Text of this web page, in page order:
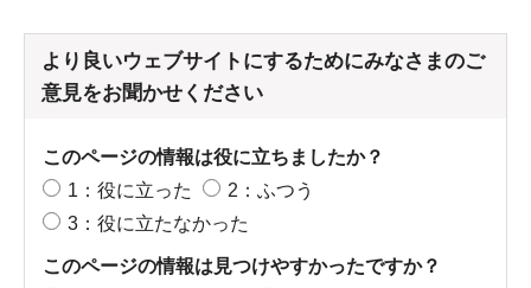
より良いウェブサイトにするためにみなさまのご
意見をお聞かせください
このページの情報は役に立ちましたか？
1：役に立った
2：ふつう
3：役に立たなかった
このページの情報は見つけやすかったですか？